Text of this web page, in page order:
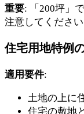
重要: 「200坪」
注意してください
住宅用地特例
適用要件:
土地の上に
住宅の敷地